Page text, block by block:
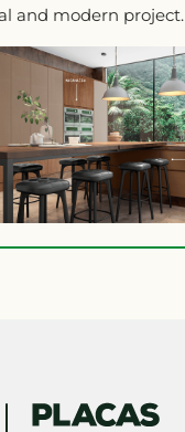
and modern project.